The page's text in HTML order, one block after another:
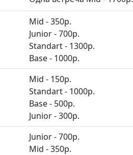
Mid - 350р.
Junior - 700р.
Standart - 1300р.
Base - 1000р.
Mid - 150р.
Standart - 1000р.
Base - 500р.
Junior - 300р.
Junior - 700р.
Mid - 350р.